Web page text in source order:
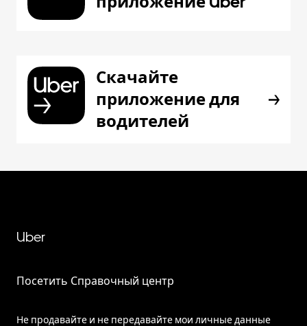
Скачайте
приложение для
водителей
Uber
Посетить Справочный центр
Не продавайте и не передавайте мои личные данные